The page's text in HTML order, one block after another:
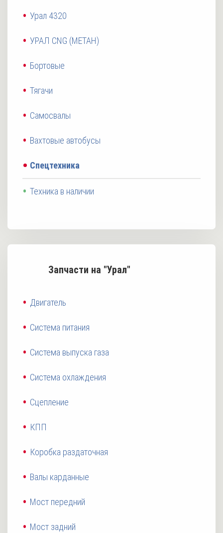
Урал 4320
УРАЛ CNG (МЕТАН)
Бортовые
Тягачи
Самосвалы
Вахтовые автобусы
Спецтехника
Техника в наличии
Запчасти на "Урал"
Двигатель
Система питания
Система выпуска газа
Система охлаждения
Сцепление
КПП
Коробка раздаточная
Валы карданные
Мост передний
Мост задний